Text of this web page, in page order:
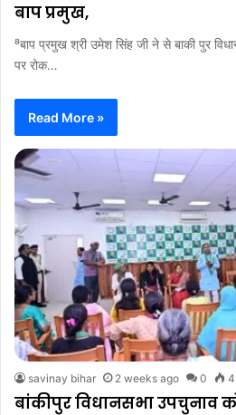
बाप प्रमुख,
⁸बाप प्रमुख श्री उमेश सिंह जी ने से बाकी पुर
पर रोक…
Read More »
savinay bihar 2 weeks ago 0
बांकीपुर विधानसभा उपचुनाव